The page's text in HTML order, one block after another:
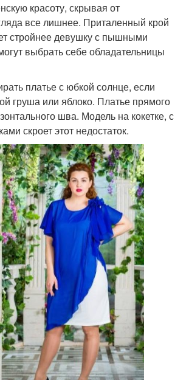
красоту, скрывая от
все лишнее. Приталенный крой
стройнее девушку с пышными
выбрать себе обладательницы
платье с юбкой солнце, если
груша или яблоко. Платье прямого
шва. Модель на кокетке, с
скроет этот недостаток.